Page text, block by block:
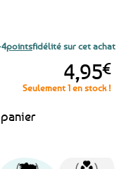
4,95€
Seulement 1 en stock !
pointsfidélité sur cet achat